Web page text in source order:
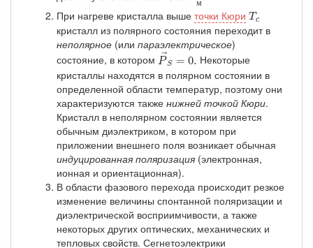
м
При нагреве кристалла выше точки Кюри T c
Tc
кристалл из полярного состояния переходит в
неполярное (или параэлектрическое)
состояние, в котором
→
PS = 0.
P→S=0.Некоторые
кристаллы находятся в полярном состоянии в
определенной области температур, поэтому они
характеризуются также нижней точкой Кюри.
Кристалл в неполярном состоянии является
обычным диэлектриком, в котором при
приложении внешнего поля возникает обычная
индуцированная поляризация (электронная,
ионная и ориентационная).
В области фазового перехода происходит резкое
изменение величины спонтанной поляризации и
диэлектрической восприимчивости, а также
некоторых других оптических, механических и
тепловых свойств. Сегнетоэлектрики